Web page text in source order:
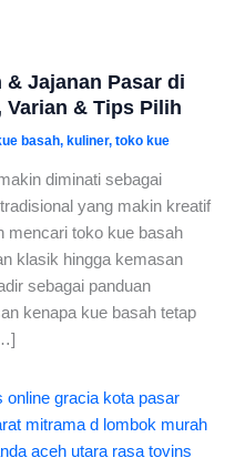
Jajanan Pasar di
& Tips Pilih
basah, kuliner, toko kue
diminati sebagai
yang makin kreatif
mencari toko kue basah
klasik hingga kemasan
sebagai panduan
kenapa kue basah tetap